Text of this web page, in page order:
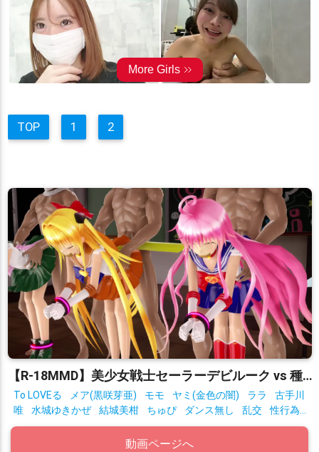
TOP 1 2
【R-18MMD】美少女戦士セーラーデビルーク vs 種付けおじさん星人 After
To LOVEる メア(黒咲芽亜) モモ ヤミ(金色の闇) ララ
古手川
唯
水城ゆきかぜ 結城美柑 ちゅぴ ダンス無し 乱交
性行為
有り
拘束
動画ページへ